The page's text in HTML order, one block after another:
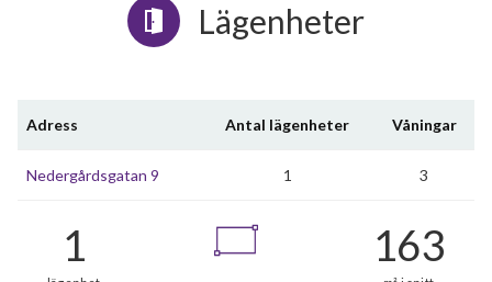
Lägenheter
Adress Antal lägenheter Våningar
Nedergårdsgatan 9 1 3